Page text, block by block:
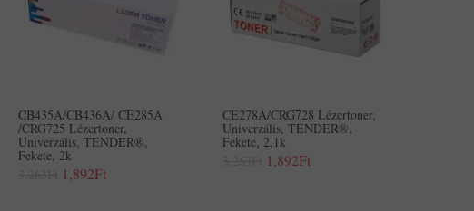
CB435A/CB436A/ CE285A
/CRG725 Lézertoner,
Univerzális, TENDER®,
Fekete, 2k
1,892Ft
CE278A/CRG728 Lézertoner,
Univerzális, TENDER®,
Fekete, 2,1k
1,892Ft